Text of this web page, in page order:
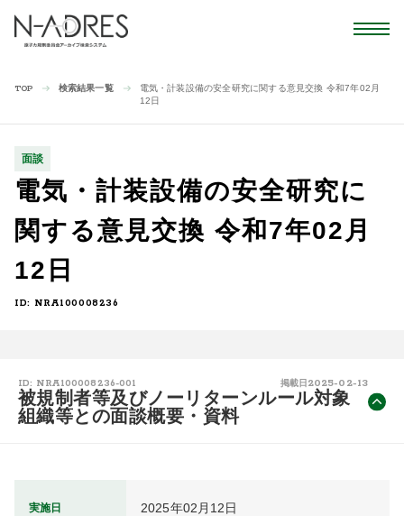
TOP 検索結果一覧
電気・計装設備の安全研究に関する意見交換 令和7年02月
12日
面談
電気・計装設備の安全研究に
関する意見交換 令和7年02月
12日
ID: NRA100008236
ID: NRA100008236-001 掲載日 2025-02-13
被規制者等及びノーリターンルール対象
組織等との面談概要・資料
実施日 2025年02月12日